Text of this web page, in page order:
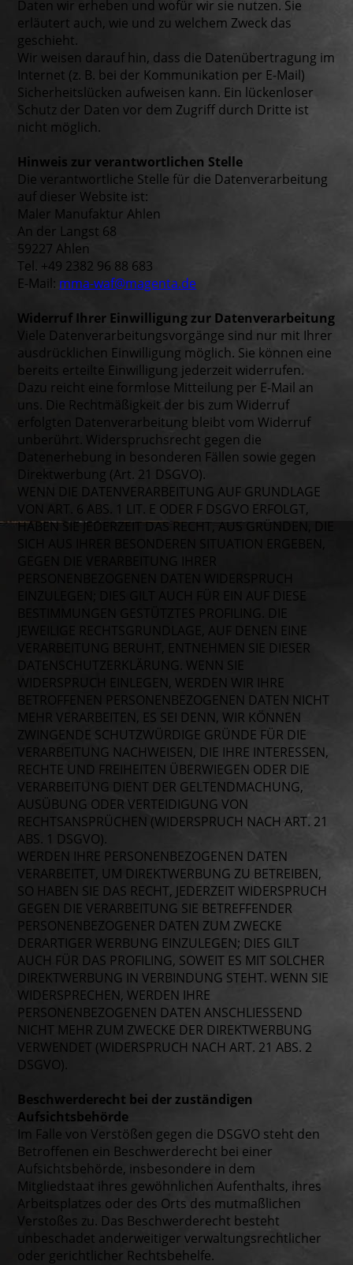
Daten wir erheben und wofür wir sie nutzen. Sie
erläutert auch, wie und zu welchem Zweck das
geschieht.
Wir weisen darauf hin, dass die Datenübertragung im
Internet (z. B. bei der Kommunikation per E-Mail)
Sicherheitslücken aufweisen kann. Ein lückenloser
Schutz der Daten vor dem Zugriff durch Dritte ist
nicht möglich.
Hinweis zur verantwortlichen Stelle
Die verantwortliche Stelle für die Datenverarbeitung
auf dieser Website ist:
Maler Manufaktur Ahlen
An der Langst 68
59227 Ahlen
Tel. +49 2382 96 88 683
E-Mail: mma-waf@magenta.de
Widerruf Ihrer Einwilligung zur Datenverarbeitung
Viele Datenverarbeitungsvorgänge sind nur mit Ihrer
ausdrücklichen Einwilligung möglich. Sie können eine
bereits erteilte Einwilligung jederzeit widerrufen.
Dazu reicht eine formlose Mitteilung per E-Mail an
uns. Die Rechtmäßigkeit der bis zum Widerruf
erfolgten Datenverarbeitung bleibt vom Widerruf
unberührt. Widerspruchsrecht gegen die
Datenerhebung in besonderen Fällen sowie gegen
Direktwerbung (Art. 21 DSGVO).
WENN DIE DATENVERARBEITUNG AUF GRUNDLAGE
VON ART. 6 ABS. 1 LIT. E ODER F DSGVO ERFOLGT,
HABEN SIE JEDERZEIT DAS RECHT, AUS GRÜNDEN, DIE
SICH AUS IHRER BESONDEREN SITUATION ERGEBEN,
GEGEN DIE VERARBEITUNG IHRER
PERSONENBEZOGENEN DATEN WIDERSPRUCH
EINZULEGEN; DIES GILT AUCH FÜR EIN AUF DIESE
BESTIMMUNGEN GESTÜTZTES PROFILING. DIE
JEWEILIGE RECHTSGRUNDLAGE, AUF DENEN EINE
VERARBEITUNG BERUHT, ENTNEHMEN SIE DIESER
DATENSCHUTZERKLÄRUNG. WENN SIE
WIDERSPRUCH EINLEGEN, WERDEN WIR IHRE
BETROFFENEN PERSONENBEZOGENEN DATEN NICHT
MEHR VERARBEITEN, ES SEI DENN, WIR KÖNNEN
ZWINGENDE SCHUTZWÜRDIGE GRÜNDE FÜR DIE
VERARBEITUNG NACHWEISEN, DIE IHRE INTERESSEN,
RECHTE UND FREIHEITEN ÜBERWIEGEN ODER DIE
VERARBEITUNG DIENT DER GELTENDMACHUNG,
AUSÜBUNG ODER VERTEIDIGUNG VON
RECHTSANSPRÜCHEN (WIDERSPRUCH NACH ART. 21
ABS. 1 DSGVO).
WERDEN IHRE PERSONENBEZOGENEN DATEN
VERARBEITET, UM DIREKTWERBUNG ZU BETREIBEN,
SO HABEN SIE DAS RECHT, JEDERZEIT WIDERSPRUCH
GEGEN DIE VERARBEITUNG SIE BETREFFENDER
PERSONENBEZOGENER DATEN ZUM ZWECKE
DERARTIGER WERBUNG EINZULEGEN; DIES GILT
AUCH FÜR DAS PROFILING, SOWEIT ES MIT SOLCHER
DIREKTWERBUNG IN VERBINDUNG STEHT. WENN SIE
WIDERSPRECHEN, WERDEN IHRE
PERSONENBEZOGENEN DATEN ANSCHLIESSEND
NICHT MEHR ZUM ZWECKE DER DIREKTWERBUNG
VERWENDET (WIDERSPRUCH NACH ART. 21 ABS. 2
DSGVO).
Beschwerderecht bei der zuständigen
Aufsichtsbehörde
Im Falle von Verstößen gegen die DSGVO steht den
Betroffenen ein Beschwerderecht bei einer
Aufsichtsbehörde, insbesondere in dem
Mitgliedstaat ihres gewöhnlichen Aufenthalts, ihres
Arbeitsplatzes oder des Orts des mutmaßlichen
Verstoßes zu. Das Beschwerderecht besteht
unbeschadet anderweitiger verwaltungsrechtlicher
oder gerichtlicher Rechtsbehelfe.